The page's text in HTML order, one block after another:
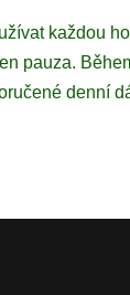
každou
pauza.
denní